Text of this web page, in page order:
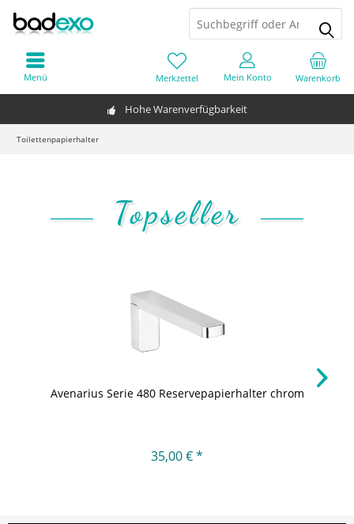
Hohe Warenverfügbarkeit
Warenkorb
Merkzettel Mein Konto
Menü
Toilettenpapierhalter
Topseller
Avenarius Serie 480 Reservepapierhalter chrom
35,00 € *